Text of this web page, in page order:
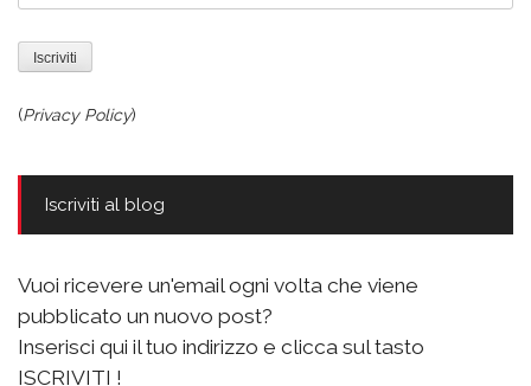
(Privacy Policy)
Iscriviti al blog
Vuoi ricevere un'email ogni volta che viene
pubblicato un nuovo post?
Inserisci qui il tuo indirizzo e clicca sul tasto
ISCRIVITI !